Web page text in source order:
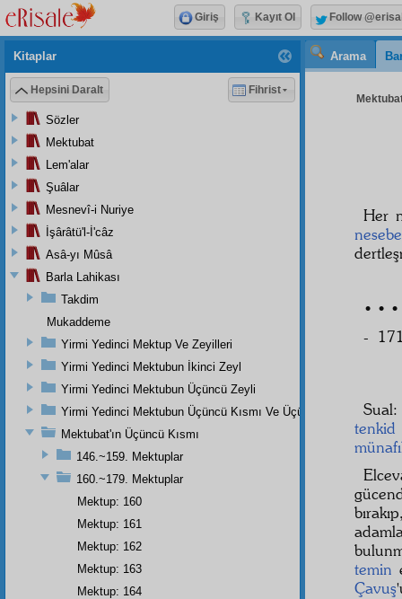
Arama
Her
• • •
-
tenkid
temin
Çavuş
Kitaplar
Hepsini Daralt Fihrist
Sözler
Mektubat
Lem'alar
Şuâlar
Mesnevî-i Nuriye
İşârâtü'l-İ'câz
Asâ-yı Mûsâ
Barla Lahikası
Takdim
Mukaddeme
Yirmi Yedinci Mektup Ve Zeyilleri
Yirmi Yedinci Mektubun İkinci Zeyl
Yirmi Yedinci Mektubun Üçüncü Zeyli
Yirmi Yedinci Mektubun Üçüncü Kısmı Ve Üçüncü Zeylin
Mektubat'ın Üçüncü Kısmı
146.~159. Mektuplar
160.~179. Mektuplar
Mektup: 160
Mektup: 161
Mektup: 162
Mektup: 163
Mektup: 164
Giriş Kayıt Ol Follow